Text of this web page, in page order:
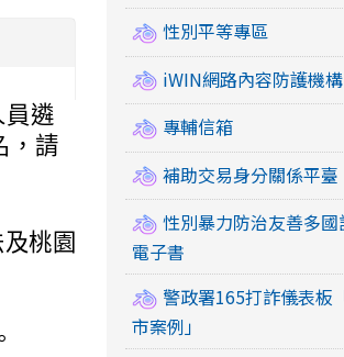
員遴
，請
桃園
性別平等專區
iWIN網路內容防護機構
專輔信箱
補助交易身分關係平臺
性別暴力防治友善多國
電子書
警政署165打詐儀表板
市案例」